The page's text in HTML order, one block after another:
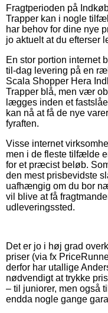
Fragtperioden på
Trapper kan i nogle
har behov for dine nye
jo aktuelt at du efterser
En stor portion internet
til-dag levering på en
Scala Shopper Hera
Trapper blå, men vær
lægges inden et
kan nå at få de nye
fyraften.
Visse internet
men i de fleste tilfælde
for et præcist beløb.
den mest prisbevidste
uafhængig om du bor
vil blive at få
udleveringssted.
Det er jo i høj grad
priser (via fx
derfor har utallige
nødvendigt at trykke
– til juniorer, men også
endda nogle gange